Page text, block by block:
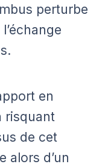
perturbe
en
risquant
de cet
alors d’un